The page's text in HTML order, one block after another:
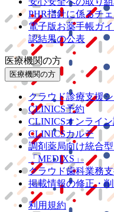
PHR指針に係るチ
電子版お薬手帳ガ
認結果の公表
医療機関の方
医療機関の方
クラウド診療支援
CLINICS予約
CLINICSオンライ
CLINICSカルテ
調剤薬局向け統合
「MEDIXS」
クラウド歯科業務
掲載情報の修正・
利用規約